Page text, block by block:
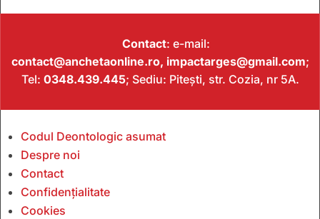
Contact: e-mail:
contact@anchetaonline.ro, impactarges@gmail.com;
Tel: 0348.439.445; Sediu: Pitești, str. Cozia, nr 5A.
Codul Deontologic asumat
Despre noi
Contact
Confidențialitate
Cookies